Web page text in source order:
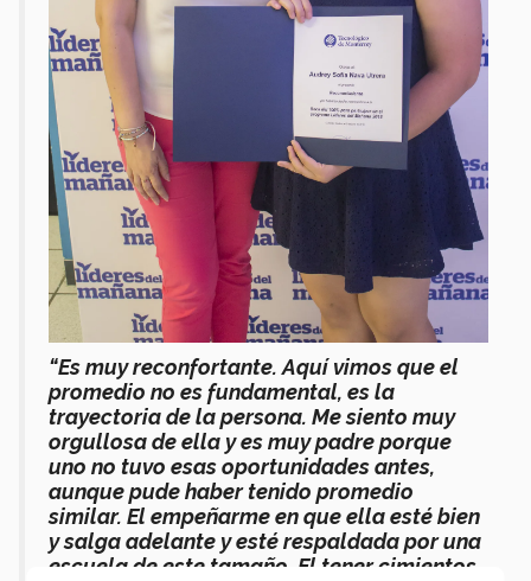
“Es muy reconfortante. Aquí vimos que el
promedio no es fundamental, es la
trayectoria de la persona. Me siento muy
orgullosa de ella y es muy padre porque
uno no tuvo esas oportunidades antes,
aunque pude haber tenido promedio
similar. El empeñarme en que ella esté bien
y salga adelante y esté respaldada por una
escuela de este tamaño. El tener cimientos